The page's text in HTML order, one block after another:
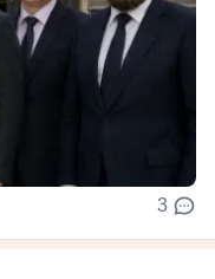
3